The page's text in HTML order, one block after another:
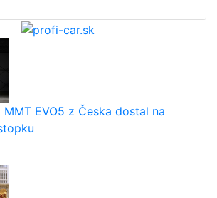
EVO5 z Česka dostal na